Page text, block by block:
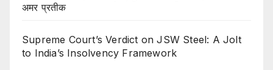
अमर प्रतीक
Supreme Court’s Verdict on JSW Steel: A Jolt
to India’s Insolvency Framework